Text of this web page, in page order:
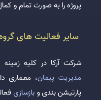
پروژه را به صورت تمام و
سایر فعالیت های گروه
شرکت آرکا در کلیه
مدیریت پیمان، معماری
پارتیشن بندی و بازسازی